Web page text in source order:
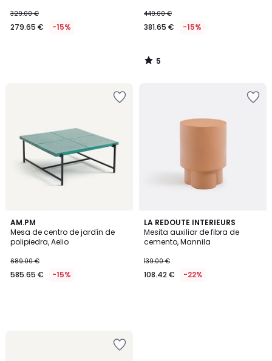
329.00 €
279.65 € -15%
449.00 €
381.65 € -15%
5
/
AM.PM
Mesa de centro de jardín de
polipiedra, Aelio
689.00 €
585.65 € -15%
LA REDOUTE INTERIEURS
Mesita auxiliar de fibra de
cemento, Mannila
139.00 €
108.42 € -22%